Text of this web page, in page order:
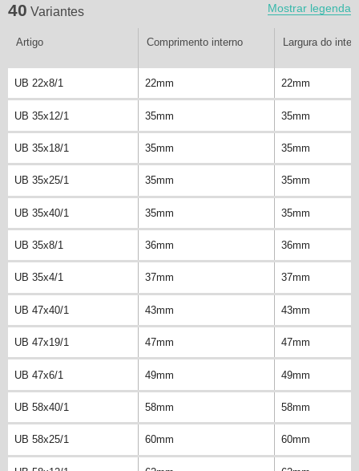
40 Variantes Mostrar legenda
Artigo Comprimento interno Largura do
UB 22x8/1 22mm 22mm
UB 35x12/1 35mm 35mm
UB 35x18/1 35mm 35mm
UB 35x25/1 35mm 35mm
UB 35x40/1 35mm 35mm
UB 35x8/1 36mm 36mm
UB 35x4/1 37mm 37mm
UB 47x40/1 43mm 43mm
UB 47x19/1 47mm 47mm
UB 47x6/1 49mm 49mm
UB 58x40/1 58mm 58mm
UB 58x25/1 60mm 60mm